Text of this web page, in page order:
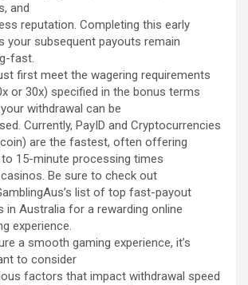
and
reputation. Completing this early
your subsequent payouts remain
fast.
first meet the wagering requirements
or 30x) specified in the bonus terms
withdrawal can be
Currently, PayID and Cryptocurrencies
are the fastest, often offering
15-minute processing times
Be sure to check out
list of top fast-payout
in Australia for a rewarding online
experience.
a smooth gaming experience, it’s
to consider
factors that impact withdrawal speed